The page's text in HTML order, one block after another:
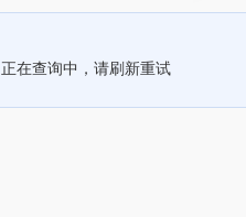
正在查询中，请刷新重试